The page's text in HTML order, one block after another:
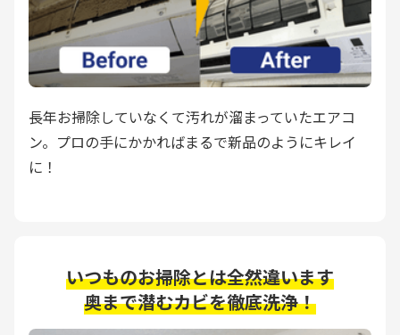
長年お掃除していなくて汚れが溜まっていたエアコ
ン。プロの手にかかればまるで新品のようにキレイ
に！
いつものお掃除とは全然違います
奥まで潜むカビを徹底洗浄！